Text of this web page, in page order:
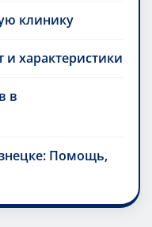
клинику
и характеристики
в
Помощь,